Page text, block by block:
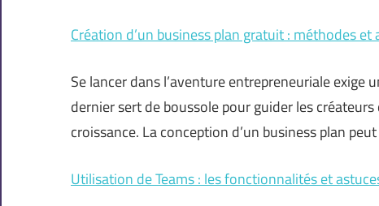
Création d’un business plan gratuit : méthodes et
Se lancer dans l’aventure entrepreneuriale
dernier sert de boussole pour guider les
croissance. La conception d’un business plan
Utilisation de Teams : les fonctionnalités et